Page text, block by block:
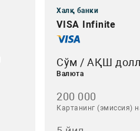
Халқ банки
VISA Infinite
Сўм / АҚШ
Валюта
200 000
Картанинг (эмиссия)